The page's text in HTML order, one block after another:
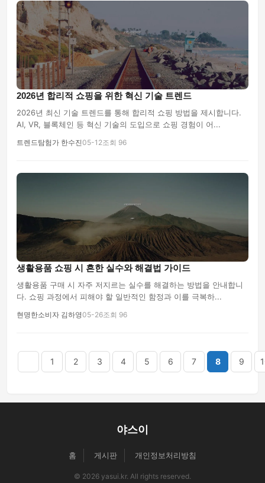
2026년 합리적 쇼핑을 위한 혁신 기술 트렌드
2026년 최신 기술 트렌드를 통해 합리적 쇼핑 방법을 제시합니다.
AI, VR, 블록체인 등 혁신 기술의 도입으로 쇼핑 경험이 어...
트렌드탐험가 한수진05-12조회 96
생활용품 쇼핑 시 흔한 실수와 해결법 가이드
생활용품 구매 시 자주 저지르는 실수를 해결하는 방법을 안내합니
다. 쇼핑 과정에서 피해야 할 일반적인 함정과 이를 극복하...
현명한소비자 김하영05-26조회 96
1 2 3 4 5 6 7 8 9
야스이
홈 게시판 개인정보처리방침
© 2026 yasui.kr. All rights reserved.